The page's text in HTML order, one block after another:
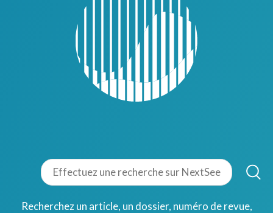
Recherchez un article, un dossier, numéro de revue,